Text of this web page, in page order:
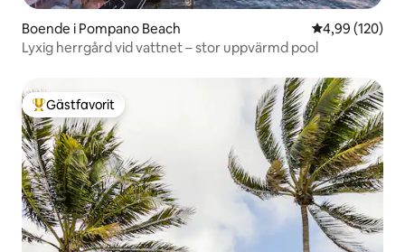
Boende i Pompano Beach 4,99 av 5 i
4,99 (120)
Lyxig herrgård vid vattnet – stor uppvärmd pool
Populär gästfavorit
Gästfavorit